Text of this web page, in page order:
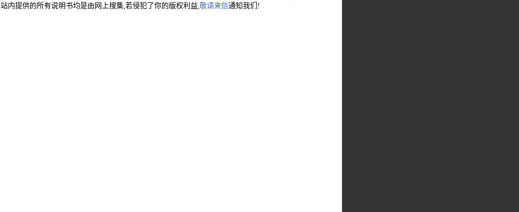
站内提供的所有说明书均是由网上搜集,若侵犯了你的版权利益,敬请来信通知我们!